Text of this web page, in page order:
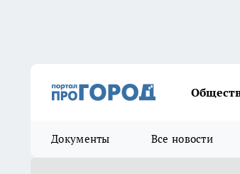
Документы Все новости